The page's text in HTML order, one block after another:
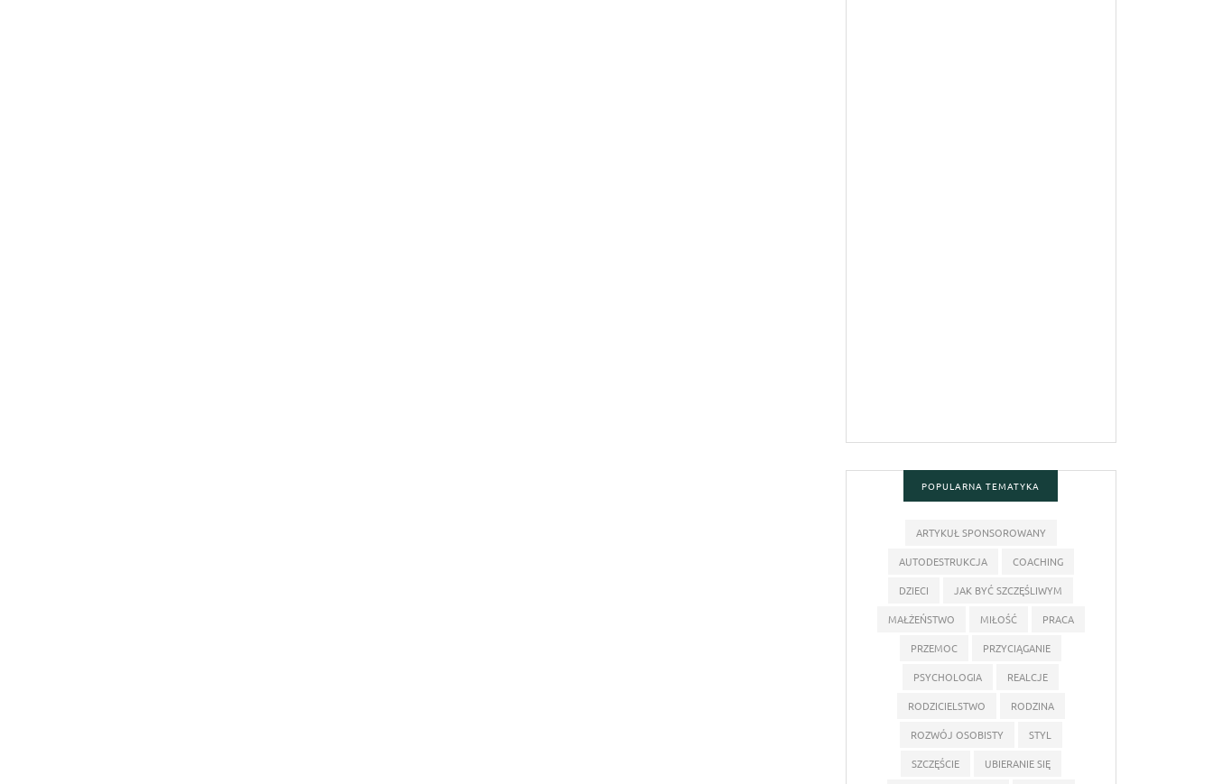
POPULARNA TEMATYKA
ARTYKUŁ SPONSOROWANY
AUTODESTRUKCJA
COACHING
DZIECI
JAK BYĆ SZCZĘŚLIWYM
MAŁŻEŃSTWO
MIŁOŚĆ
PRACA
PRZEMOC
PRZYCIĄGANIE
PSYCHOLOGIA
REALCJE
RODZICIELSTWO
RODZINA
ROZWÓJ OSOBISTY
STYL
SZCZĘŚCIE
UBIERANIE SIĘ